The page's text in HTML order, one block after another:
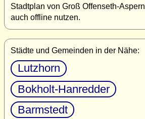
Stadtplan von Groß Offenseth-Aspern
auch offline nutzen.
Städte und Gemeinden in der Nähe:
Lutzhorn
Bokholt-Hanredder
Barmstedt